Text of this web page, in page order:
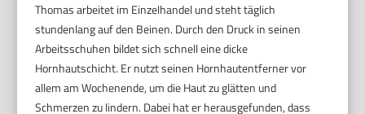
Thomas arbeitet im Einzelhandel und steht täglich
stundenlang auf den Beinen. Durch den Druck in seinen
Arbeitsschuhen bildet sich schnell eine dicke
Hornhautschicht. Er nutzt seinen Hornhautentferner vor
allem am Wochenende, um die Haut zu glätten und
Schmerzen zu lindern. Dabei hat er herausgefunden, dass